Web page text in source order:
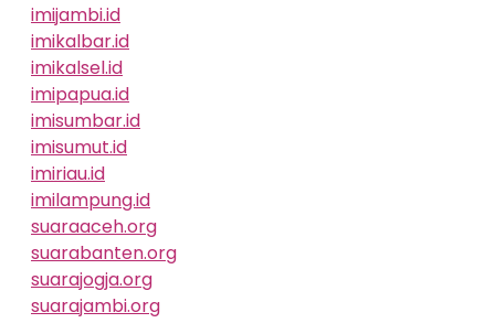
imijambi.id
imikalbar.id
imikalsel.id
imipapua.id
imisumbar.id
imisumut.id
imiriau.id
imilampung.id
suaraaceh.org
suarabanten.org
suarajogja.org
suarajambi.org